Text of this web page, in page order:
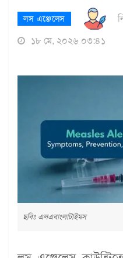
লস এঞ্জেলেস
১৮ মে, ২০২৬ ০৩:৪১
ছবিঃ এলএবাংলাটাইমস